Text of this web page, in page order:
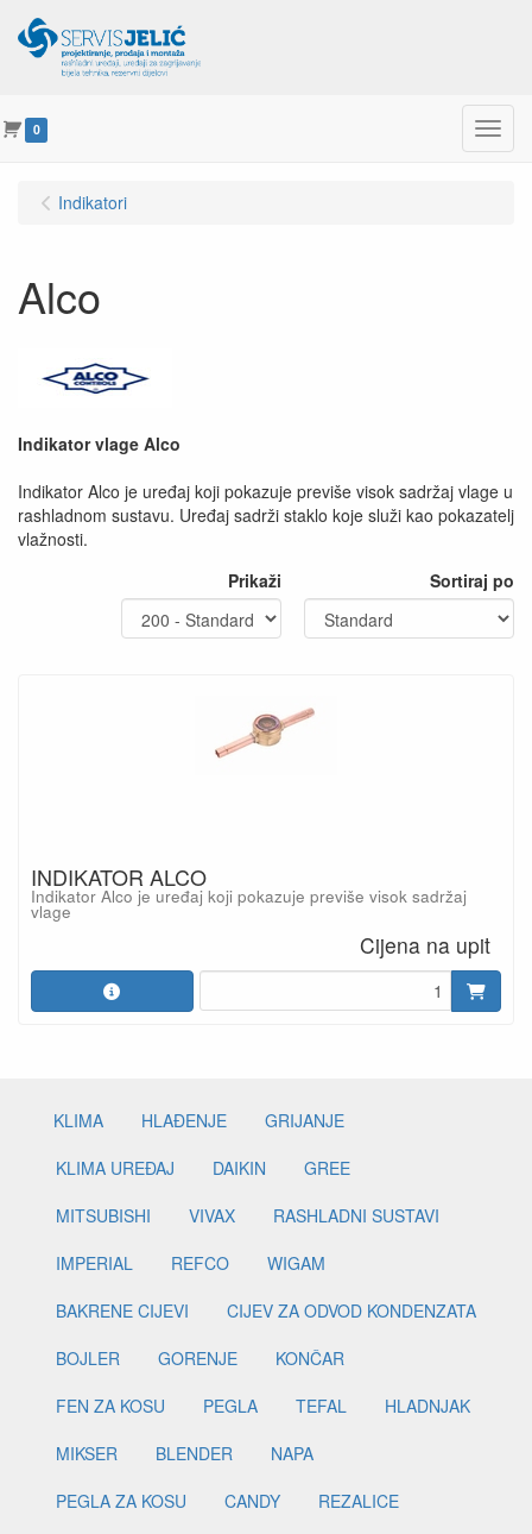
0 Menu
Indikatori
Alco
Indikator vlage Alco
Indikator Alco je uređaj koji pokazuje previše visok sadržaj vlage u
rashladnom sustavu. Uređaj sadrži staklo koje služi kao pokazatelj
vlažnosti.
Prikaži
Sortiraj po
INDIKATOR ALCO
Indikator Alco je uređaj koji pokazuje previše visok sadržaj
vlage
Cijena na upit
KLIMA HLAĐENJE
GRIJANJE
KLIMA UREĐAJ
DAIKIN
GREE
MITSUBISHI
VIVAX
RASHLADNI SUSTAVI
IMPERIAL
REFCO
WIGAM
BAKRENE CIJEVI
CIJEV ZA ODVOD KONDENZATA
BOJLER
GORENJE
KONČAR
FEN ZA KOSU
PEGLA TEFAL
HLADNJAK
MIKSER
BLENDER
NAPA
PEGLA ZA KOSU
CANDY
REZALICE